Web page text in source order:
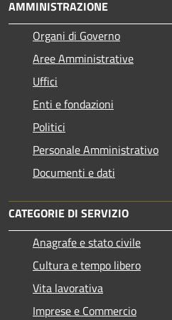
AMMINISTRAZIONE
Organi di Governo
Aree Amministrative
Uffici
Enti e fondazioni
Politici
Personale Amministrativo
Documenti e dati
CATEGORIE DI SERVIZIO
Anagrafe e stato civile
Cultura e tempo libero
Vita lavorativa
Imprese e Commercio